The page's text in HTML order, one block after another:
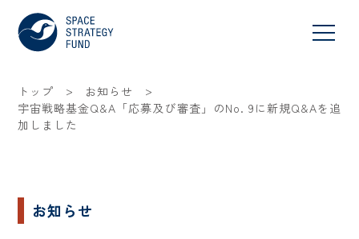
トップ > お知らせ
>
宇宙戦略基金Q&A「応募及び審査」のNo. 9に新規Q&Aを追
加しました
お知らせ